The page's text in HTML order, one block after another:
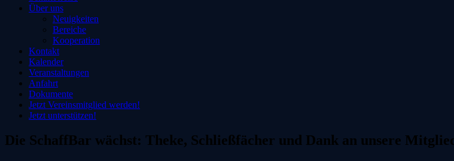
Über uns
Neuigkeiten
Bereiche
Kooperation
Kontakt
Kalender
Veranstaltungen
Anfahrt
Dokumente
Jetzt Vereinsmitglied werden!
Jetzt unterstützen!
Die SchaffBar wächst: Theke, Schließfächer und Dank an unsere